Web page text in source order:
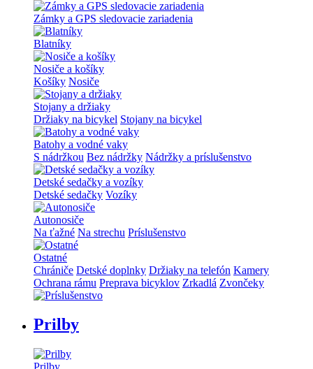
Zámky a GPS sledovacie zariadenia
Blatníky
Nosiče a košíky
Košíky Nosiče
Stojany a držiaky
Držiaky na bicykel Stojany na bicykel
Batohy a vodné vaky
S nádržkou Bez nádržky Nádržky a príslušenstvo
Detské sedačky a vozíky
Detské sedačky Vozíky
Autonosiče
Na ťažné Na strechu Príslušenstvo
Ostatné
Chrániče Detské doplnky Držiaky na telefón Kamery
Ochrana rámu Preprava bicyklov Zrkadlá Zvončeky
Prilby